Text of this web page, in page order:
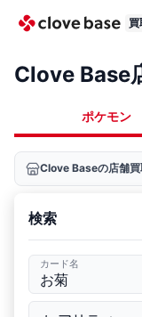
買
Clove Base
ポケモン
Clove Baseの店舗買
検索
カード名